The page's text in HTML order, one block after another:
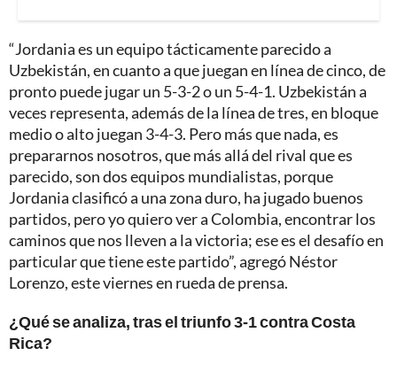
“Jordania es un equipo tácticamente parecido a
Uzbekistán, en cuanto a que juegan en línea de cinco, de
pronto puede jugar un 5-3-2 o un 5-4-1. Uzbekistán a
veces representa, además de la línea de tres, en bloque
medio o alto juegan 3-4-3. Pero más que nada, es
prepararnos nosotros, que más allá del rival que es
parecido, son dos equipos mundialistas, porque
Jordania clasificó a una zona duro, ha jugado buenos
partidos, pero yo quiero ver a Colombia, encontrar los
caminos que nos lleven a la victoria; ese es el desafío en
particular que tiene este partido”, agregó Néstor
Lorenzo, este viernes en rueda de prensa.
¿Qué se analiza, tras el triunfo 3-1 contra Costa
Rica?